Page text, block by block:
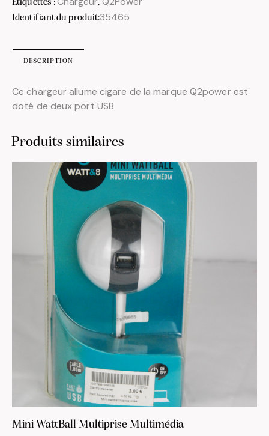
Étiquettes : ,
Identifiant du produit:35465
DESCRIPTION
Ce chargeur allume cigare de la marque Q2power est
doté de deux port USB
Produits similaires
Mini WattBall Multiprise Multimédia